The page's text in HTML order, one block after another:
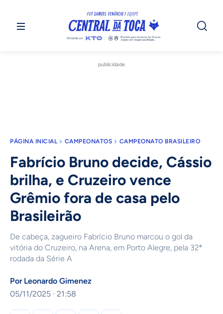
publicidade
PÁGINA INICIAL CAMPEONATOS CAMPEONATO BRASILEIRO
Fabrício Bruno decide, Cássio
brilha, e Cruzeiro vence
Grêmio fora de casa pelo
Brasileirão
De cabeça, zagueiro Fabrício Bruno marcou o gol da
vitória do Cruzeiro, na Arena, em Porto Alegre, pela 32ª
rodada da Série A
Por Leonardo Gimenez
05/11/2025 · 21:58